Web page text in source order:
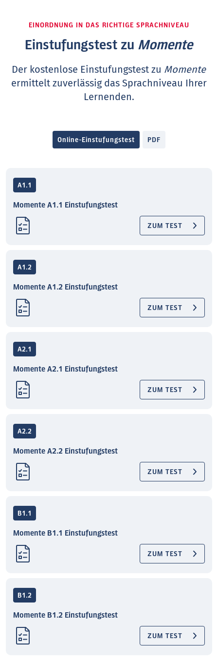
EINORDNUNG IN DAS RICHTIGE SPRACHNIVEAU
Einstufungstest zu Momente
Der kostenlose Einstufungstest zu Momente
ermittelt zuverlässig das Sprachniveau Ihrer
Lernenden.
Online-Einstufungstest PDF
A1.1
Momente A1.1 Einstufungstest
ZUM TEST
A1.2
Momente A1.2 Einstufungstest
ZUM TEST
A2.1
Momente A2.1 Einstufungstest
ZUM TEST
A2.2
Momente A2.2 Einstufungstest
ZUM TEST
B1.1
Momente B1.1 Einstufungstest
ZUM TEST
B1.2
Momente B1.2 Einstufungstest
ZUM TEST